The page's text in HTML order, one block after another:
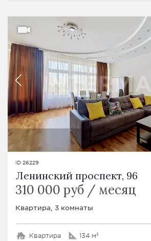
ID 26229
Ленинский проспект, 96
310 000 руб / месяц
Квартира, 3 комнаты
Квартира 134 м²